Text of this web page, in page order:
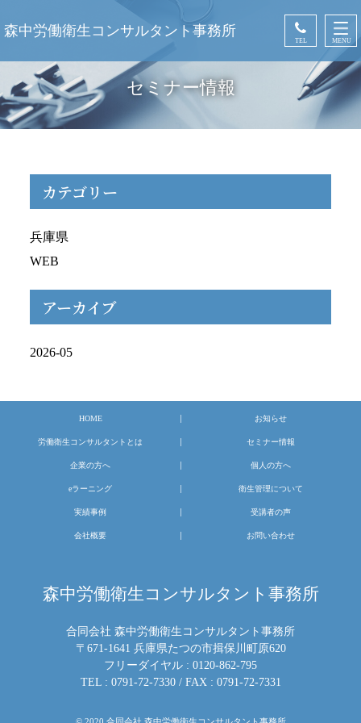
森中労働衛生コンサルタント事務所
TEL MENU
セミナー情報
カテゴリー
兵庫県
WEB
アーカイブ
2026-05
HOME お知らせ
労働衛生コンサルタントとは セミナー情報
企業の方へ 個人の方へ
eラーニング 衛生管理について
実績事例 受講者の声
会社概要 お問い合わせ
森中労働衛生コンサルタント事務所
合同会社 森中労働衛生コンサルタント事務所
〒671-1641 兵庫県たつの市揖保川町原620
フリーダイヤル : 0120-862-795
TEL : 0791-72-7330/ FAX : 0791-72-7331